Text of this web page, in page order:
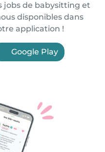
jobs de babysitting et
disponibles dans
application !
Google Play